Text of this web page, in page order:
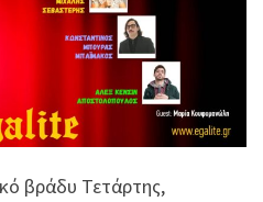
βράδυ Τετάρτης,